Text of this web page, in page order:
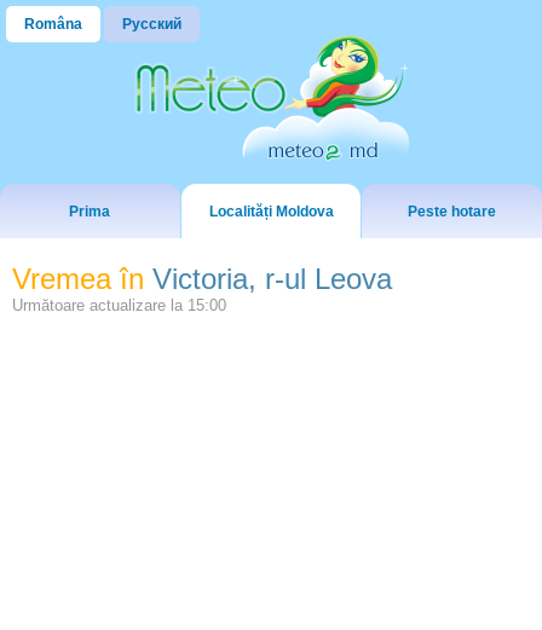
Româna Русский
Prima Localități Moldova Peste hotare
Vremea în Victoria, r-ul Leova
Următoare actualizare la 15:00